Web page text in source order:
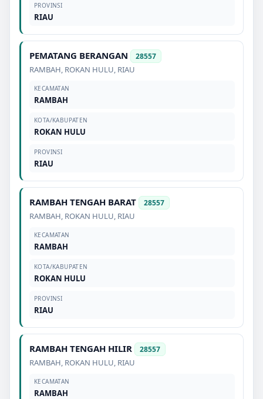
PROVINSI
RIAU
PEMATANG BERANGAN 28557
RAMBAH, ROKAN HULU, RIAU
KECAMATAN
RAMBAH
KOTA/KABUPATEN
ROKAN HULU
PROVINSI
RIAU
RAMBAH TENGAH BARAT 28557
RAMBAH, ROKAN HULU, RIAU
KECAMATAN
RAMBAH
KOTA/KABUPATEN
ROKAN HULU
PROVINSI
RIAU
RAMBAH TENGAH HILIR 28557
RAMBAH, ROKAN HULU, RIAU
KECAMATAN
RAMBAH